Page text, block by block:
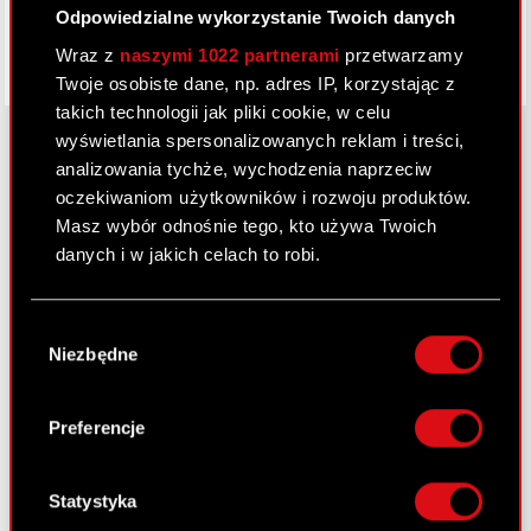
Odpowiedzialne wykorzystanie Twoich danych
Wraz z naszymi 1022 partnerami przetwarzamy
Twoje osobiste dane, np. adres IP, korzystając z
takich technologii jak pliki cookie, w celu
wyświetlania spersonalizowanych reklam i treści,
analizowania tychże, wychodzenia naprzeciw
oczekiwaniom użytkowników i rozwoju produktów.
Masz wybór odnośnie tego, kto używa Twoich
danych i w jakich celach to robi.
Gromadzić dane dotyczące Twojej
lokalizacji geograficznej z dokładnością nawet
Identyfikować Twoje urządzenie, aktywnie
analizując charakteryzującego je zbiory
palca)
zgody
Niezbędne
Preferencje
Statystyka
O CD PROJEKT
Grupa Kapitałowa
Nasz biznes
Inwestorzy
Media